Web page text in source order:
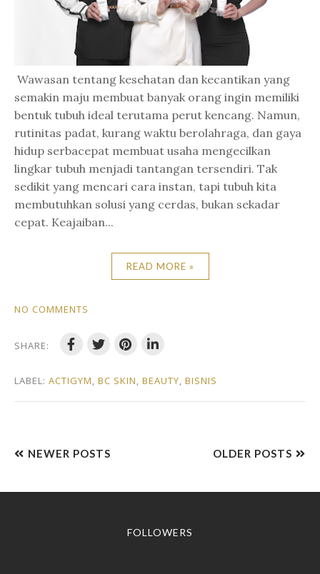
Wawasan tentang kesehatan dan kecantikan yang
semakin maju membuat banyak orang ingin memiliki
bentuk tubuh ideal terutama perut kencang. Namun,
rutinitas padat, kurang waktu berolahraga, dan gaya
hidup serbacepat membuat usaha mengecilkan
lingkar tubuh menjadi tantangan tersendiri. Tak
sedikit yang mencari cara instan, tapi tubuh kita
membutuhkan solusi yang cerdas, bukan sekadar
cepat. Keajaiban...
READ MORE »
NO COMMENTS
SHARE:
LABEL: ACTIGYM, BC SKIN, BEAUTY, BISNIS
NEWER POSTS OLDER POSTS
FOLLOWERS